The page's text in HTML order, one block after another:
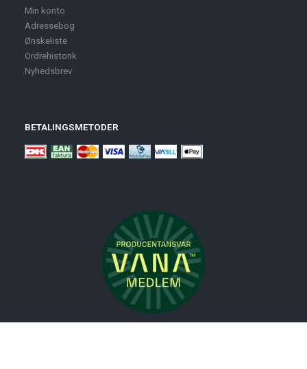
Min konto
Adressebog
Ønskeliste
Ordrehistorik
Nyhedsbrev
BETALINGSMETODER